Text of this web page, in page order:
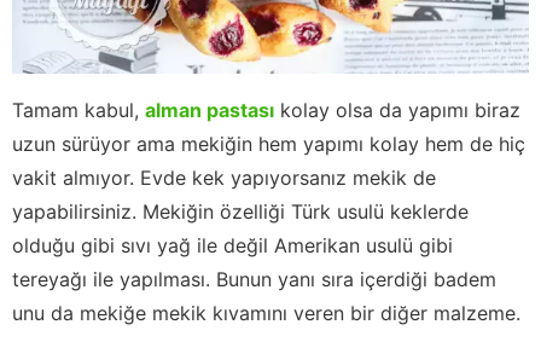
Tamam kabul, alman pastası kolay olsa da yapımı biraz
uzun sürüyor ama mekiğin hem yapımı kolay hem de hiç
vakit almıyor. Evde kek yapıyorsanız mekik de
yapabilirsiniz. Mekiğin özelliği Türk usulü keklerde
olduğu gibi sıvı yağ ile değil Amerikan usulü gibi
tereyağı ile yapılması. Bunun yanı sıra içerdiği badem
unu da mekiğe mekik kıvamını veren bir diğer malzeme.